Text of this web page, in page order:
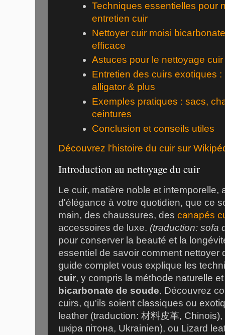
Techniques essentielles pour
entretien cuir
Nettoyer cuir moisi
efficace
Astuces pour le nettoyage
Entretien des cuirs exotiques
alligator & plus
Exemples pratiques : sacs,
ceintures
Conclusion et conseils utiles
Découvrez l'histoire du cuir sur
Introduction au nettoyage du cuir
Le cuir, matière noble et intemporelle,
d'élégance à votre quotidien, que ce
main, des chaussures, des canapés
accessoires de luxe. (traduction: sofa
pour conserver la beauté et la
essentiel de savoir comment nettoyer
guide complet vous explique les
cuir, y compris la méthode naturelle
bicarbonate de soude. Découvrez
cuirs, qu'ils soient classiques ou
leather (traduction: 材料皮革,
шкіра пітона, Ukrainien), ou Lizard